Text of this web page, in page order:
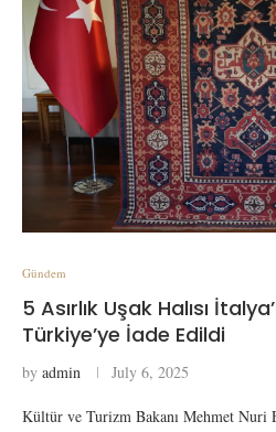
Gündem
5 Asırlık Uşak Halısı
Türkiye’ye İade Edildi
by admin July 6, 2025
Kültür ve Turizm Bakanı Mehmet Nuri